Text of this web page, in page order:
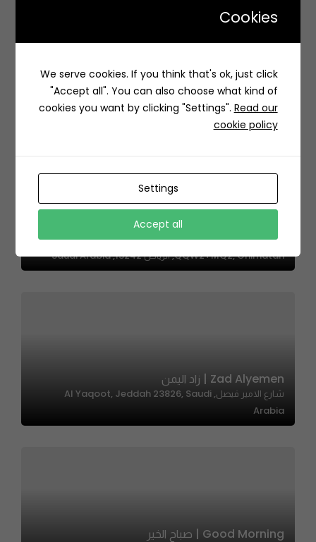
Los Primos | لوس بريموس
2986 الامير مقرن بن عبدالعزيز، Al Mughrizat, Riyadh
12483 7140, Saudi Arabia
Scatteres ||سكاترز
QQW2+MQ2, Ghirnatah, الرياض 13242, Saudi Arabia
Zad Alyemen | زاد اليمن
شارع الامير فيصل, Al Yaqoot, Jeddah 23826, Saudi
Arabia
Good Morning | صباح الخير
Cookies
We serve cookies. If you think that's ok, just click
"Accept all". You can also choose what kind of
cookies you want by clicking "Settings". Read our
cookie policy
Settings
Accept all